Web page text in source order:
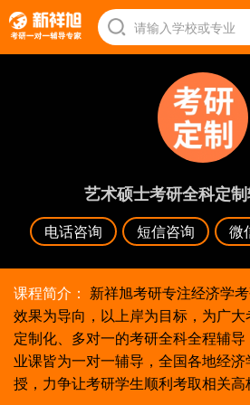
艺术硕士考研全科定
电话咨询 短信咨询 微
课程简介： 新祥旭考研专注经济学
效果为导向，以上岸为目标，为广大
定制化、多对一的考研全科全程辅
业课皆为一对一辅导，全国各地经
授，力争让考研学生顺利考取相关高